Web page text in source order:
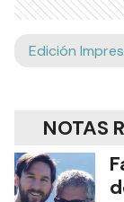
Edición
NOTAS